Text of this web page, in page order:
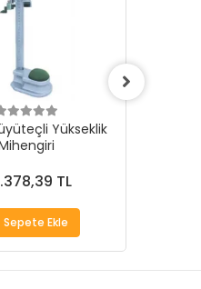
Yükseklik
TL
Sepete Ekle